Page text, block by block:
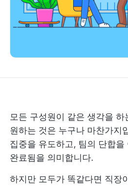
모든 구성원이 같은 생각을
원하는 것은 누구나 마찬가지
집중을 유도하고, 팀의 단합
완료됨을 의미합니다.
하지만 모두가 똑같다면 직장